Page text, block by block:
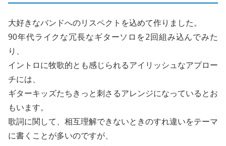
大好きなバンドへのリスペクトを込めて作りました。
90年代ライクな冗長なギターソロを2回組み込んでみた
り、
イントロに牧歌的とも感じられるアイリッシュなアプロー
チには、
ギターキッズたちきっと刺さるアレンジになっているとお
もいます。
歌詞に関して、相互理解できないときのすれ違いをテーマ
に書くことが多いのですが、